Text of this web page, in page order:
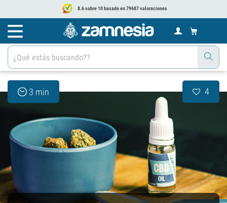
8.6 sobre 10 basado en 79687 valoraciones
3 min 4